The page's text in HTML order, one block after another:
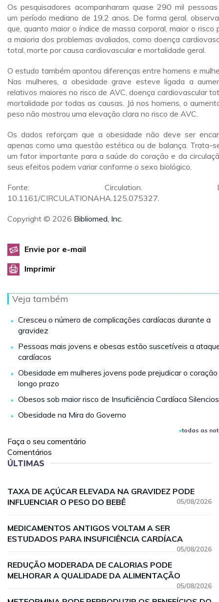
Os pesquisadores acompanharam quase 290 mil
um período mediano de 19,2 anos. De forma geral,
que, quanto maior o índice de massa corporal, maior o risco
a maioria dos problemas avaliados, como doença
total, morte por causa cardiovascular e mortalidade geral.
O estudo também apontou diferenças entre homens e
Nas mulheres, a obesidade grave esteve ligada a
relativos maiores no risco de AVC, doença cardiovascular
mortalidade por todas as causas. Já nos homens, o
peso não mostrou uma elevação clara no risco de AVC.
Os dados reforçam que a obesidade não deve ser
apenas como uma questão estética ou de balança. Trata-
um fator importante para a saúde do coração e da
seus efeitos podem variar conforme o sexo biológico.
Fonte: Circulation.
10.1161/CIRCULATIONAHA.125.075327.
Copyright © 2026 Bibliomed, Inc.
Envie por e-mail
Imprimir
Veja também
Cresceu o número de complicações cardíacas durante a
gravidez
Pessoas mais jovens e obesas estão suscetíveis a
cardíacos
Obesidade em mulheres jovens pode prejudicar o
longo prazo
Obesos sob maior risco de Insuficiência Cardíaca
Obesidade na Mira do Governo
todas as
Faça o seu comentário
Comentários
ÚLTIMAS
TAXA DE AÇÚCAR ELEVADA NA GRAVIDEZ PODE
INFLUENCIAR O PESO DO BEBÊ
05/08/2026
MEDICAMENTOS ANTIGOS VOLTAM A SER
ESTUDADOS PARA INSUFICIÊNCIA CARDÍACA
05/08/2026
REDUÇÃO MODERADA DE CALORIAS PODE
MELHORAR A QUALIDADE DA ALIMENTAÇÃO
05/08/2026